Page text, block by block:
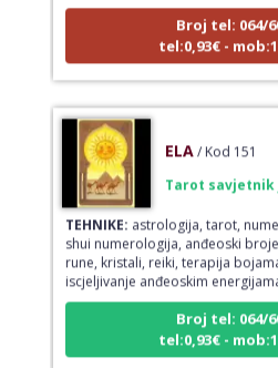
Broj tel: 064/
tel:0,93€ -
ELA / Kod 151
Tarot savjetnik
TEHNIKE: astrologija, tarot,
shui numerologija, anđeoski
rune, kristali, reiki, terapija
iscjeljivanje anđeoskim
Broj tel: 064/
tel:0,93€ -